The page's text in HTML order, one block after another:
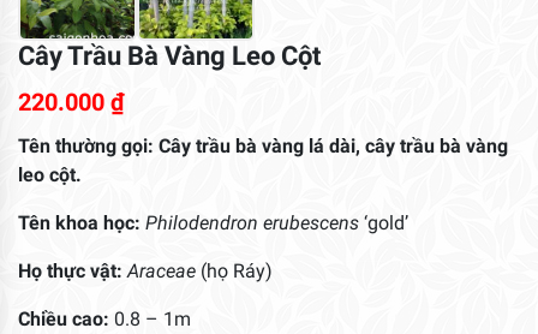
Cây Trầu Bà Vàng Leo Cột
220.000 ₫
Tên thường gọi: Cây trầu bà vàng lá dài, cây trầu bà vàng
leo cột.
Tên khoa học: Philodendron erubescens ‘gold’
Họ thực vật: Araceae (họ Ráy)
Chiều cao: 0.8 – 1m